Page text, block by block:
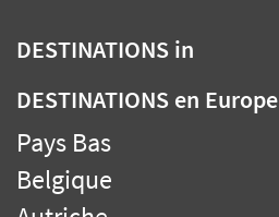
DESTINATIONS in
DESTINATIONS en Europe
Pays Bas
Belgique